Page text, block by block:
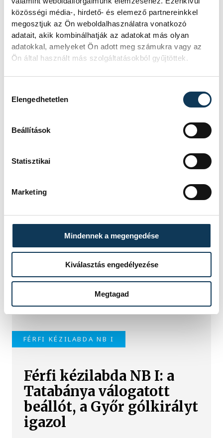
közösségi média-, hirdető- és elemező partnereinkkel
megosztjuk az Ön weboldalhasználatra vonatkozó
adatait, akik kombinálhatják az adatokat más olyan
adatokkal, amelyeket Ön adott meg számukra vagy az
Ön által használt más szolgáltatásokból gyűjtöttek.
Elengedhetetlen
Beállítások
Statisztikai
Marketing
Mindennek a megengedése
Kiválasztás engedélyezése
Megtagad
TOVÁBBI CIKKEK
A Veszprém a NEKA-t
fogadja az NB I első
fordulójában
A férfi kézilabda NB I-ben címvédő
Veszprém, és a női bajnok Győr is a
NEKA csapatát fogadja az élvonal új
idényének első fordulójában.
FÉRFI KÉZILABDA NB I
Férfi kézilabda NB I: a
Tatabánya válogatott
beállót, a Győr gólkirályt
igazol